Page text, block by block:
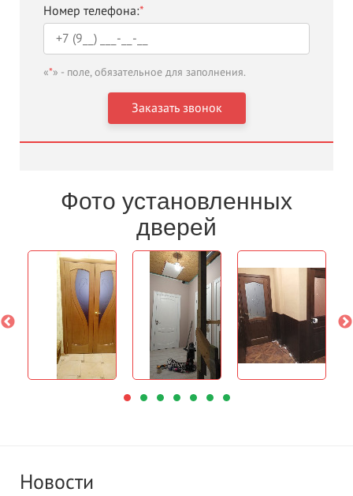
Номер телефона:*
«*» - поле, обязательное для заполнения.
Фото установленных
дверей
Новости